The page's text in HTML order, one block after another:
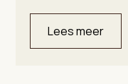
Lees meer